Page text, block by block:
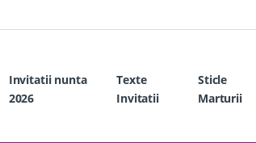
Invitatii nunta
2026
Texte
Invitatii
Sticle
Marturii